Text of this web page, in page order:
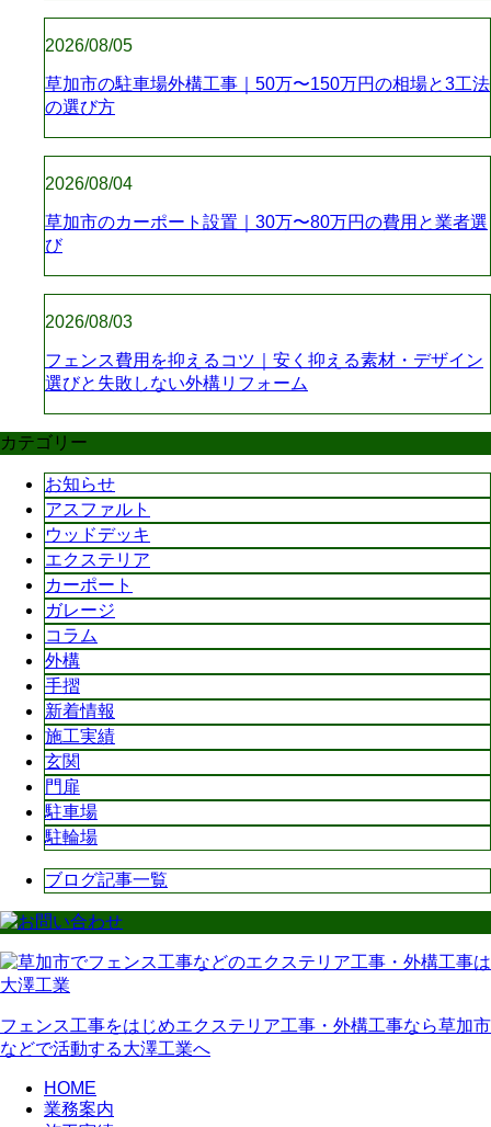
2026/08/05
草加市の駐車場外構工事｜50万〜150万円の相場と3工法
の選び方
2026/08/04
草加市のカーポート設置｜30万〜80万円の費用と業者選
び
2026/08/03
フェンス費用を抑えるコツ｜安く抑える素材・デザイン
選びと失敗しない外構リフォーム
カテゴリー
お知らせ
アスファルト
ウッドデッキ
エクステリア
カーポート
ガレージ
コラム
外構
手摺
新着情報
施工実績
玄関
門扉
駐車場
駐輪場
ブログ記事一覧
フェンス工事をはじめエクステリア工事・外構工事なら草加市
などで活動する大澤工業へ
HOME
業務案内